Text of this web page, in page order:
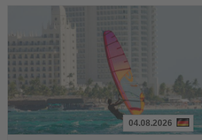
04.08.2026